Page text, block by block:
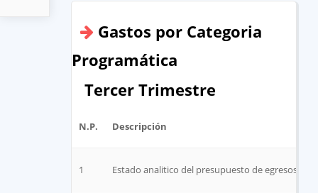
Gastos por Categoria
Programática
Tercer Trimestre
N.P. Descripción
1 Estado analitico del presupuesto de egresos